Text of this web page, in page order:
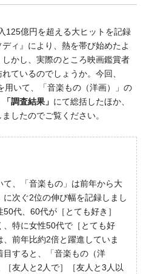
125億円を超える大ヒットを記録
ィ』により、熱を帯び始めたよ
かし、実際のところ映画鑑賞者
ているのでしょうか。今回、
用いて、「音楽もの（洋画）」の
「調査結果」 にて総括したほか、
したのでご覧ください。
、「音楽もの」は前年から大
次ぐ2位の伸び幅を記録しまし
代、60代が［とても好き］
、特に女性50代で［とても好
前年比約2倍と躍進していま
すると、「音楽もの（洋
友人と2人で］［友人と3人以